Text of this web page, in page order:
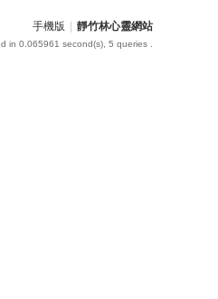
手機版 靜竹林心靈網站
in 0.065961 second(s), 5 queries .